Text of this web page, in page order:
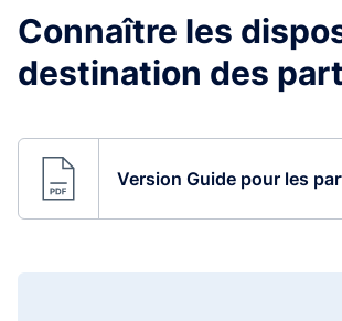
Connaître les
destination des
Version Guide pour les